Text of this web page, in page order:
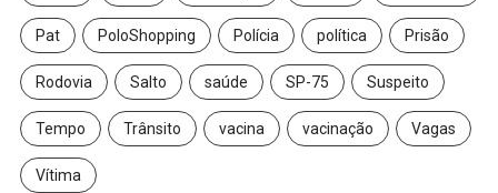
Pat PoloShopping Polícia política Prisão
Rodovia Salto saúde SP-75 Suspeito
Tempo Trânsito vacina vacinação Vagas
Vítima